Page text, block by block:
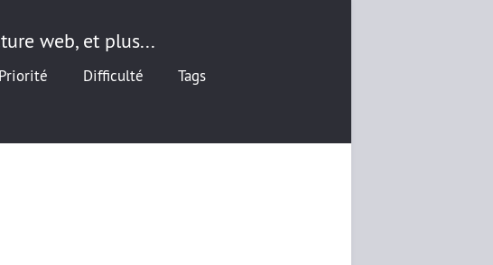
web, et plus...
Priorité Difficulté
Tags